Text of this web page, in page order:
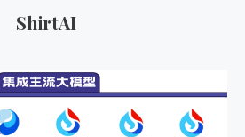
ShirtAI